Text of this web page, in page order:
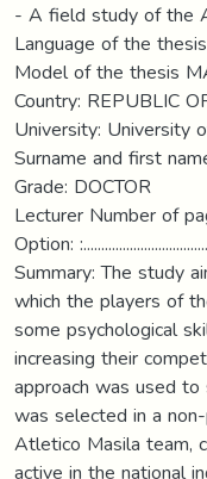
- A field study of the
Language of the
Model of the thesis
Country: REPUBLIC
University: University
Surname and first
Grade: DOCTOR
Lecturer Number of
Option:
Summary: The study
which the players of
some psychological
increasing their
approach was used
was selected in a
Atletico Masila team,